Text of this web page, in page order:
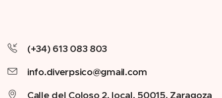
(+34) 613 083 803
info.diverpsico@gmail.com
Calle del Coloso 2, local, 50015, Zaragoza